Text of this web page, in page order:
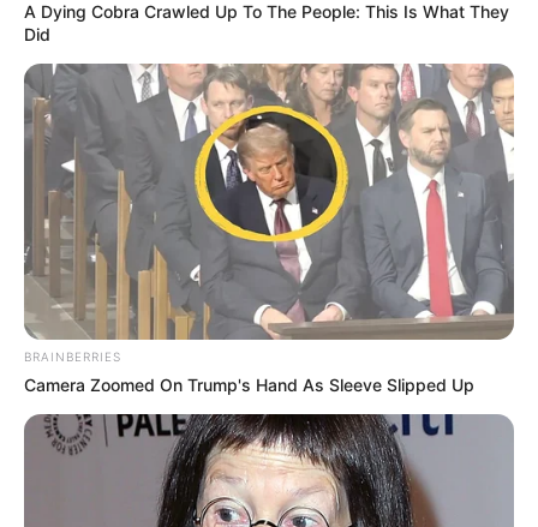
Dernière mise à jour le5 avril 2026 à 15:07
QUINTÉ AUJOURD’HUI : BASE GAGNANTE ET
TOCARD GAGNANT SUPER HANDICAP DE
RÉOUVERTURE du 5 Avril 2026 à
PARISLONGCHAMP
PRONOSTIC QUINTÉ du jour SUPER HANDICAP DE
RÉOUVERTURE – Plat – 1400m – PRONOSTIC et Analyse des
20 Partants – Corde à droite.
A Dying Cobra Crawled Up To The People: This Is What They
Did
BRAINBERRIES
Camera Zoomed On Trump's Hand As Sleeve Slipped Up